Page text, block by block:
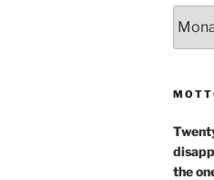
the